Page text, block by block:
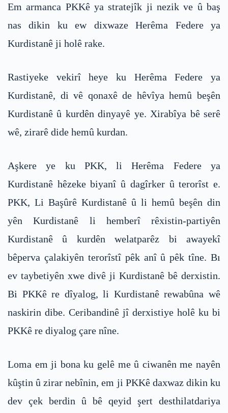
Em armanca PKKê ya stratejîk ji nezik ve û baş
nas dikin ku ew dixwaze Herêma Federe ya
Kurdistanê ji holê rake.
Rastiyeke vekirî heye ku Herêma Federe ya
Kurdistanê, di vê qonaxê de hêvîya hemû beşên
Kurdistanê û kurdên dinyayê ye. Xirabîya bê serê
wê, zirarê dide hemû kurdan.
Aşkere ye ku PKK, li Herêma Federe ya
Kurdistanê hêzeke biyanî û dagîrker û terorîst e.
PKK, Li Başûrê Kurdistanê û li hemû beşên din
yên Kurdistanê li hemberî rêxistin-partiyên
Kurdistanê û kurdên welatparêz bi awayekî
bêperva çalakiyên terorîstî pêk anî û pêk tîne. Bı
ev taybetiyên xwe divê ji Kurdistanê bê derxistin.
Bi PKKê re dîyalog, li Kurdistanê rewabûna wê
naskirin dibe. Ceribandinê jî derxistiye holê ku bi
PKKê re diyalog çare nîne.
Loma em ji bona ku gelê me û ciwanên me nayên
kûştin û zirar nebînin, em ji PKKê daxwaz dikin ku
dev çek berdin û bê qeyid şert desthilatdariya